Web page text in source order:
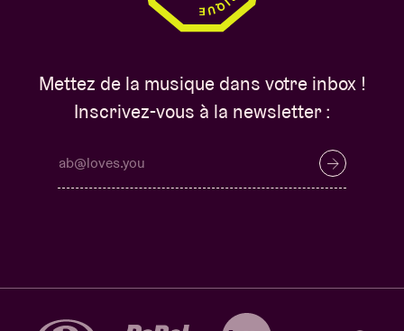
Mettez de la musique dans votre inbox !
Inscrivez-vous à la newsletter :